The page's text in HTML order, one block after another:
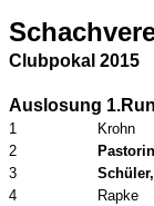
Clubpokal 2015
Auslosung
1 Krohn
2
3
4
Rapke